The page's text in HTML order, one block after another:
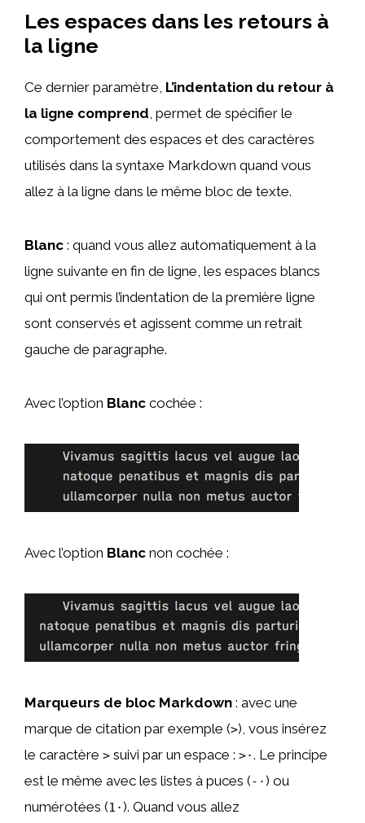
Les espaces dans les retours à
la ligne
Ce dernier paramètre, L’indentation du retour à
la ligne comprend , permet de spécifier le
comportement des espaces et des caractères
utilisés dans la syntaxe Markdown quand vous
allez à la ligne dans le même bloc de texte.
Blanc : quand vous allez automatiquement à la
ligne suivante en fin de ligne, les espaces blancs
qui ont permis l’indentation de la première ligne
sont conservés et agissent comme un retrait
gauche de paragraphe.
Avec l’option Blanc cochée :
Avec l’option Blanc non cochée :
Marqueurs de bloc Markdown : avec une
marque de citation par exemple (>), vous insérez
le caractère > suivi par un espace : >·. Le principe
est le même avec les listes à puces (-· ) ou
numérotées (1· ). Quand vous allez